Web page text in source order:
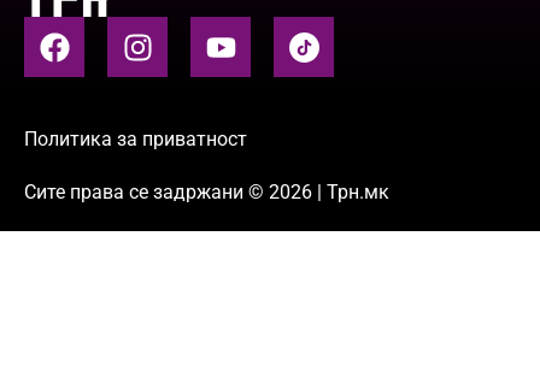
Политика за приватност
Сите права се задржани © 2026 | Трн.мк